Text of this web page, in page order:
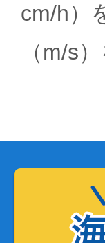
cm/h）
（m/s